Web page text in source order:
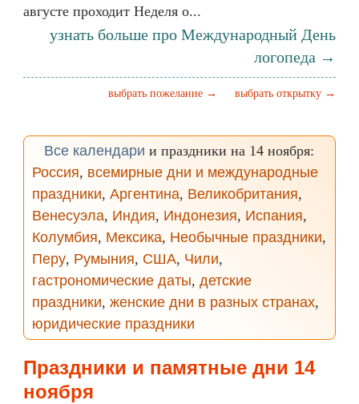
августе проходит Неделя о...
узнать больше про Международный День
логопеда →
выбрать открытку →
выбрать пожелание →
Все календари и праздники на 14 ноября:
Россия, всемирные дни и международные
праздники, Аргентина, Великобритания,
Венесуэла, Индия, Индонезия, Испания,
Колумбия, Мексика, Необычные праздники,
Перу, Румыния, США, Чили,
гастрономические даты, детские
праздники, женские дни в разных странах,
юридические праздники
Праздники и памятные дни 14
ноября